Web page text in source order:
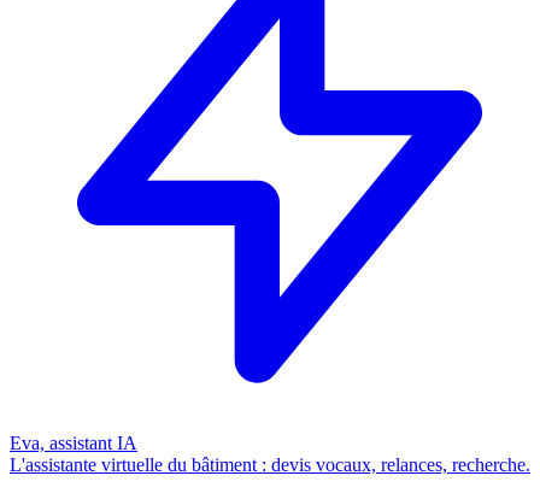
Eva, assistant IA
L'assistante virtuelle du bâtiment : devis vocaux, relances, recherche.